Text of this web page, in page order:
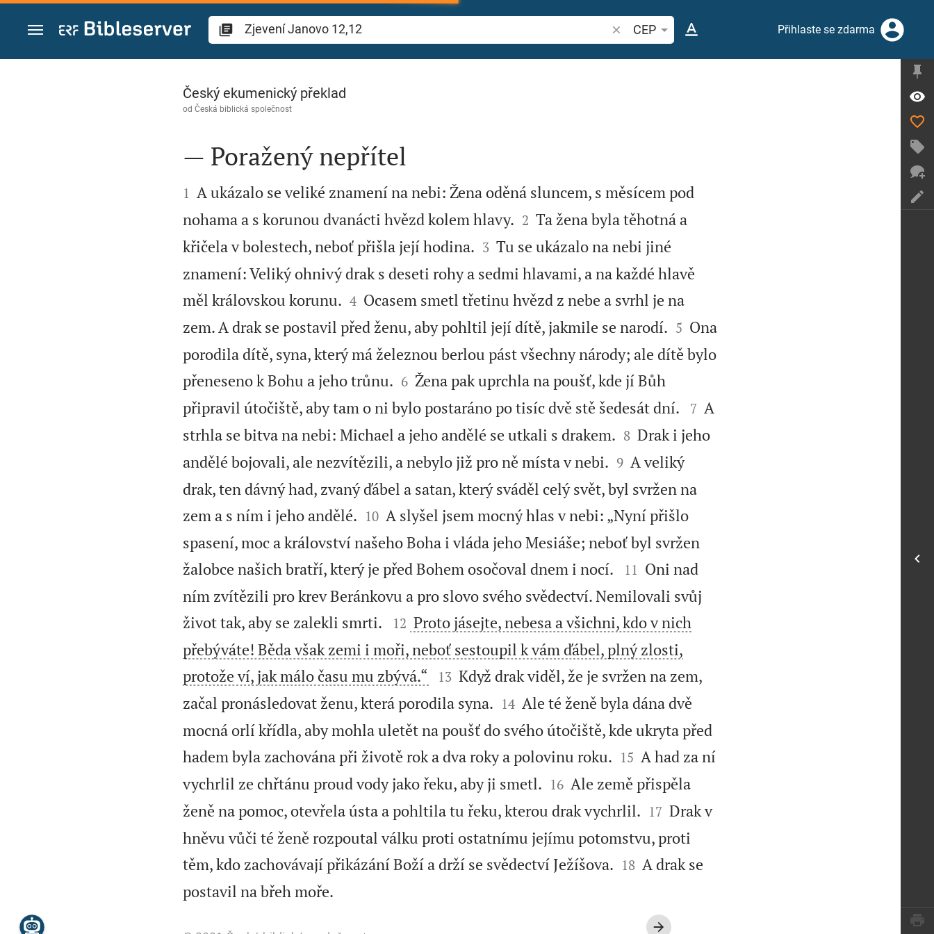
Přejít na obsah
Vyhledat biblický verš nebo slovo
CEP Přihlaste se zdarma
Zjevení Janovo 12
Český ekumenický překlad
od Česká biblická společnost

— Poražený nepřítel

1 A ukázalo se veliké znamení na nebi: Žena oděná sluncem, s měsícem pod
nohama a s korunou dvanácti hvězd kolem hlavy.
2 Ta žena byla těhotná a
křičela v bolestech, neboť přišla její hodina.
3 Tu se ukázalo na nebi jiné
znamení: Veliký ohnivý drak s deseti rohy a sedmi hlavami, a na každé hlavě
měl královskou korunu.

4 Ocasem smetl třetinu hvězd z nebe a svrhl je na
zem. A drak se postavil před ženu, aby pohltil její dítě, jakmile se narodí.

5 Ona
porodila dítě, syna, který má železnou berlou pást všechny národy; ale dítě bylo
přeneseno k Bohu a jeho trůnu.

6 Žena pak uprchla na poušť, kde jí Bůh
připravil útočiště, aby tam o ni bylo postaráno po tisíc dvě stě šedesát dní. 

7 A
strhla se bitva na nebi: Michael a jeho andělé se utkali s drakem.
8 Drak i jeho
andělé bojovali, ale nezvítězili, a nebylo již pro ně místa v nebi.

9 A veliký
drak, ten dávný had, zvaný ďábel a satan, který sváděl celý svět, byl svržen na
zem a s ním i jeho andělé.
10 A slyšel jsem mocný hlas v nebi: „Nyní přišlo
spasení, moc a království našeho Boha i vláda jeho Mesiáše; neboť byl svržen
žalobce našich bratří, který je před Bohem osočoval dnem i nocí.


11 Oni nad
ním zvítězili pro krev Beránkovu a pro slovo svého svědectví. Nemilovali svůj
život tak, aby se zalekli smrti.


12 Proto jásejte, nebesa a všichni, kdo v nich
přebýváte! Běda však zemi i moři, neboť sestoupil k vám ďábel, plný zlosti,
protože ví, jak málo času mu zbývá.“


13 Když drak viděl, že je svržen na zem,
začal pronásledovat ženu, která porodila syna.
14 Ale té ženě byla dána dvě
mocná orlí křídla, aby mohla uletět na poušť do svého útočiště, kde ukryta před
hadem byla zachována při životě rok a dva roky a polovinu roku.
15 A had za ní
vychrlil ze chřtánu proud vody jako řeku, aby ji smetl.
16 Ale země přispěla
ženě na pomoc, otevřela ústa a pohltila tu řeku, kterou drak vychrlil.
17 Drak v
hněvu vůči té ženě rozpoutal válku proti ostatnímu jejímu potomstvu, proti
těm, kdo zachovávají přikázání Boží a drží se svědectví Ježíšova.
18 A drak se
postavil na břeh moře.